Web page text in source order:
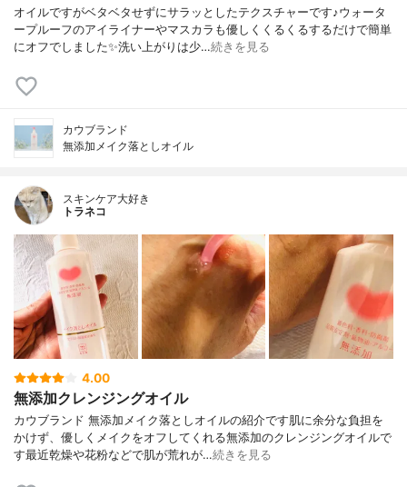
オイルですがベタベタせずにサラッとしたテクスチャーです♪ウォータ
ープルーフのアイライナーやマスカラも優しくくるくるするだけで簡単
にオフでしました✨洗い上がりは少…続きを見る
カウブランド
無添加メイク落としオイル
スキンケア大好き
トラネコ
4.00
無添加クレンジングオイル
カウブランド 無添加メイク落としオイルの紹介です肌に余分な負担を
かけず、優しくメイクをオフしてくれる無添加のクレンジングオイルで
す最近乾燥や花粉などで肌が荒れが…続きを見る